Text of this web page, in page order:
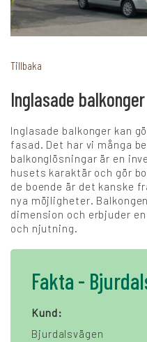
Språk:
SV DK NO
NL UK CH
Tillbaka
Inglasade balkonger
Inglasade balkonger kan
fasad. Det har vi många
balkonglösningar är en
husets karaktär och gör
de boende är det kanske
nya möjligheter.
dimension och erbjuder
och njutning.
Fakta -
Kund:
Bjurdalsvägen